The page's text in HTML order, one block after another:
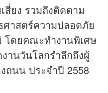
สี่ยง รวมถึงติดตาม
ศาสตร์ความปลอดภัย
โดยคณะทำงานพิเศษ
านวันโลกรำลึกถึงผู้
ถนน ประจำปี 2558